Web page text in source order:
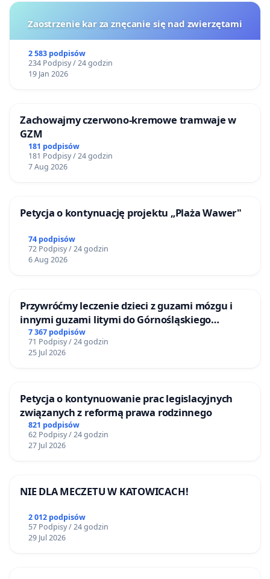
Zaostrzenie kar za znęcanie się nad zwierzętami
2 583 podpisów
234 Podpisy / 24 godzin
19 Jan 2026
Zachowajmy czerwono-kremowe tramwaje w
GZM
181 podpisów
181 Podpisy / 24 godzin
7 Aug 2026
Petycja o kontynuację projektu „Plaża Wawer"
74 podpisów
72 Podpisy / 24 godzin
6 Aug 2026
Przywróćmy leczenie dzieci z guzami mózgu i
innymi guzami litymi do Górnośląskiego
Centrum Zdrowia Dziecka w Katowicach
7 367 podpisów
71 Podpisy / 24 godzin
25 Jul 2026
Petycja o kontynuowanie prac legislacyjnych
związanych z reformą prawa rodzinnego
821 podpisów
62 Podpisy / 24 godzin
27 Jul 2026
NIE DLA MECZETU W KATOWICACH!
2 012 podpisów
57 Podpisy / 24 godzin
29 Jul 2026